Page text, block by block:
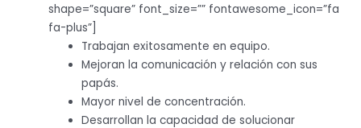
shape=”square” font_size=”” fontawesome_icon=”fa
fa-plus”]
Trabajan exitosamente en equipo.
Mejoran la comunicación y relación con sus
papás.
Mayor nivel de concentración.
Desarrollan la capacidad de solucionar